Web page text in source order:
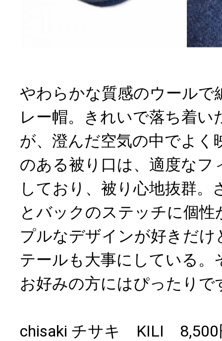
やわらかな質感のウールで
レー帽。きれいで落ち着い
が、澄んだ空気の中でよく
のある被り口は、適度なフ
しており、被り心地抜群。
とバックのステッチに個
プルなデザインが好きだ
テールも大事にしている。
お好みの方にはぴったりで
chisaki チサキ KILI 8,500